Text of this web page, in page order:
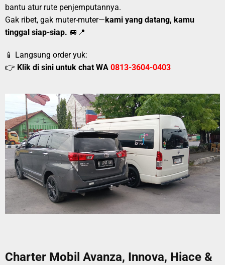
bantu atur rute penjemputannya.
Gak ribet, gak muter-muter—kami yang datang, kamu
tinggal siap-siap. 🚐📍
📱 Langsung order yuk:
👉 Klik di sini untuk chat WA 0813-3604-0403
Charter Mobil Avanza, Innova, Hiace &